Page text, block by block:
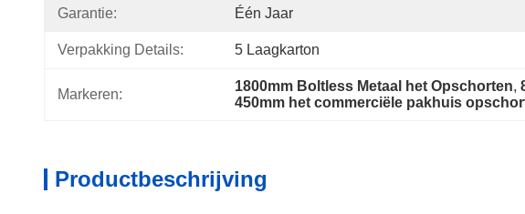
Garantie: Één Jaar
Verpakking Details: 5 Laagkarton
Markeren:
1800mm Boltless Metaal het Opschorten,
450mm het commerciële pakhuis
Productbeschrijving